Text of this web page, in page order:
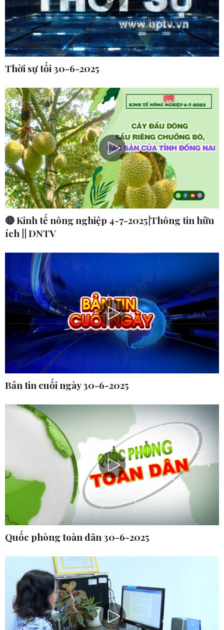
Thời sự tối 30-6-2025
🔴 Kinh tế nông nghiệp 4-7-2025|Thông tin hữu
ích || DNTV
Bản tin cuối ngày 30-6-2025
Quốc phòng toàn dân 30-6-2025